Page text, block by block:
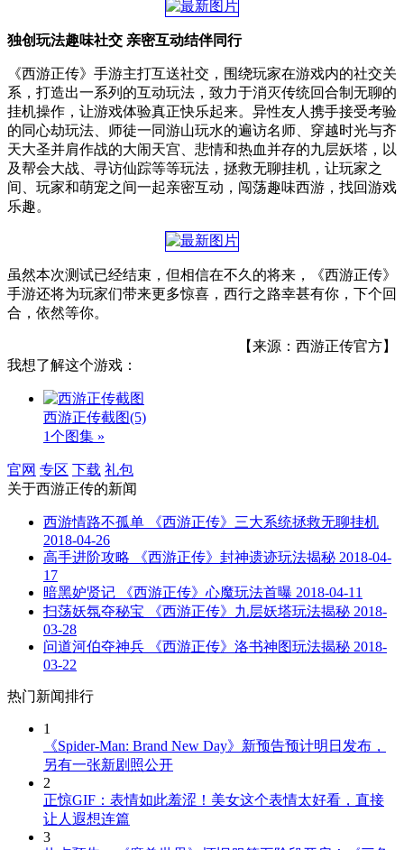
独创玩法趣味社交 亲密互动结伴同行
《西游正传》手游主打互送社交，围绕玩家在游戏内的社交关
系，打造出一系列的互动玩法，致力于消灭传统回合制无聊的
挂机操作，让游戏体验真正快乐起来。异性友人携手接受考验
的同心劫玩法、师徒一同游山玩水的遍访名师、穿越时光与齐
天大圣并肩作战的大闹天宫、悲情和热血并存的九层妖塔，以
及帮会大战、寻访仙踪等等玩法，拯救无聊挂机，让玩家之
间、玩家和萌宠之间一起亲密互动，闯荡趣味西游，找回游戏
乐趣。
虽然本次测试已经结束，但相信在不久的将来，《西游正传》
手游还将为玩家们带来更多惊喜，西行之路幸甚有你，下个回
合，依然等你。
【来源：西游正传官方】
我想了解这个游戏：
西游正传截图(5)
1个图集 »
官网 专区 下载 礼包
关于西游正传的新闻
西游情路不孤单 《西游正传》三大系统拯救无聊挂机
2018-04-26
高手进阶攻略 《西游正传》封神遗迹玩法揭秘 2018-04-
17
暗黑妒贤记 《西游正传》心魔玩法首曝 2018-04-11
扫荡妖氛夺秘宝 《西游正传》九层妖塔玩法揭秘 2018-
03-28
问道河伯夺神兵 《西游正传》洛书神图玩法揭秘 2018-
03-22
热门新闻排行
1
《Spider-Man: Brand New Day》新预告预计明日发布，
另有一张新剧照公开
2
正惊GIF：表情如此羞涩！美女这个表情太好看，直接
让人遐想连篇
3